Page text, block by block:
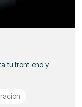
tu front-end y